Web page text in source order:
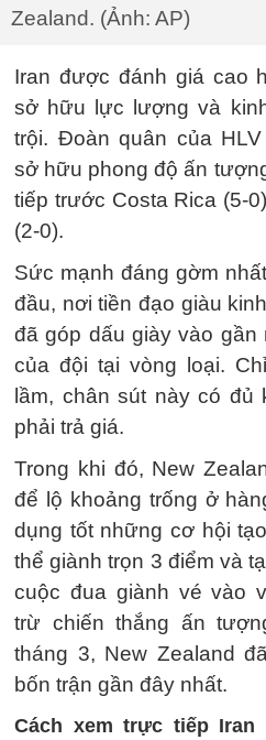
Zealand. (Ảnh: AP)
Iran được đánh giá cao
sở hữu lực lượng và
trội. Đoàn quân của
sở hữu phong độ ấn
tiếp trước Costa Rica (5-
(2-0).
Sức mạnh đáng gờm
đầu, nơi tiền đạo giàu
đã góp dấu giày vào gần
của đội tại vòng loại.
lầm, chân sút này có đủ
phải trả giá.
Trong khi đó, New
để lộ khoảng trống ở
dụng tốt những cơ hội
thể giành trọn 3 điểm và
cuộc đua giành vé vào
trừ chiến thắng ấn
tháng 3, New Zealand
bốn trận gần đây nhất.
Cách xem trực tiếp Iran